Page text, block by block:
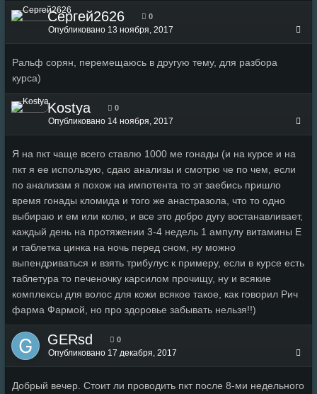
Сергей2626 0
Опубликовано 13 ноября, 2017
Ральф сорян, перемещаюсь в другую тему, для разбора
курса)
Kostya 0
Опубликовано 14 ноября, 2017
Я на пкт чаще всего ставлю 1000 ме гонады (и на курсе и на
пкт я ее использую, сдаю анализы и смотрю че по чем, если
по анализам я похож на импотента то эт заебись пришло
время гонады кломида и того же анастразола, что то одно
выбираю и ем или колю, и все это добро дугу востанавливает,
каждый день на протяжении 3-4 недель 1 ампулу витамины Е
и таблетка цинка на ночь перед сном, ну можно
выпендриваться и взять трибулус к примеру, если в курсе есть
таблетура то печеночку карсилом прочищу, ну и всякие
комплексы для волос для кожи всякое такое, как говорил Рич
фарма Фармой, но про здоровье забывать нельзя!!)
GERsd 0
Опубликовано 17 декабря, 2017
Добрый вечер. Стоит ли проводить пкт после 8-ми недельного